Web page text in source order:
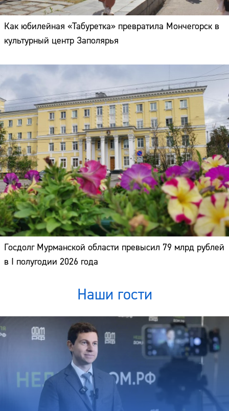
Как юбилейная «Табуретка» превратила Мончегорск в
культурный центр Заполярья
Госдолг Мурманской области превысил 79 млрд рублей
в I полугодии 2026 года
Наши гости